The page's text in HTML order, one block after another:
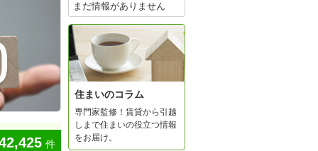
件
まだ情報がありません
住まいのコラム
専門家監修！賃貸から引越
しまで住まいの役立つ情報
をお届け。